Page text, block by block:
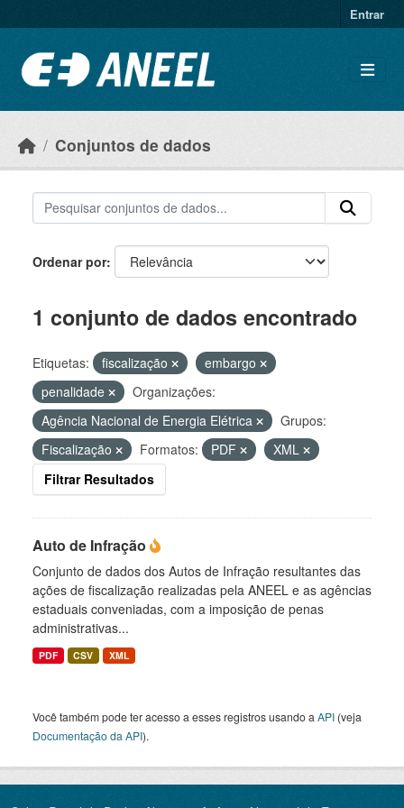
Entrar
Conjuntos de dados
Ordenar por
1 conjunto de dados encontrado
Etiquetas: fiscalização
embargo
penalidade
Organizações:
Agência Nacional de Energia Elétrica
Grupos:
Fiscalização
Formatos: PDF
XML
Filtrar Resultados
Auto de Infração
Conjunto de dados dos Autos de Infração resultantes das
ações de fiscalização realizadas pela ANEEL e as agências
estaduais conveniadas, com a imposição de penas
administrativas...
PDF CSV XML
Você também pode ter acesso a esses registros usando a API (veja
Documentação da API).